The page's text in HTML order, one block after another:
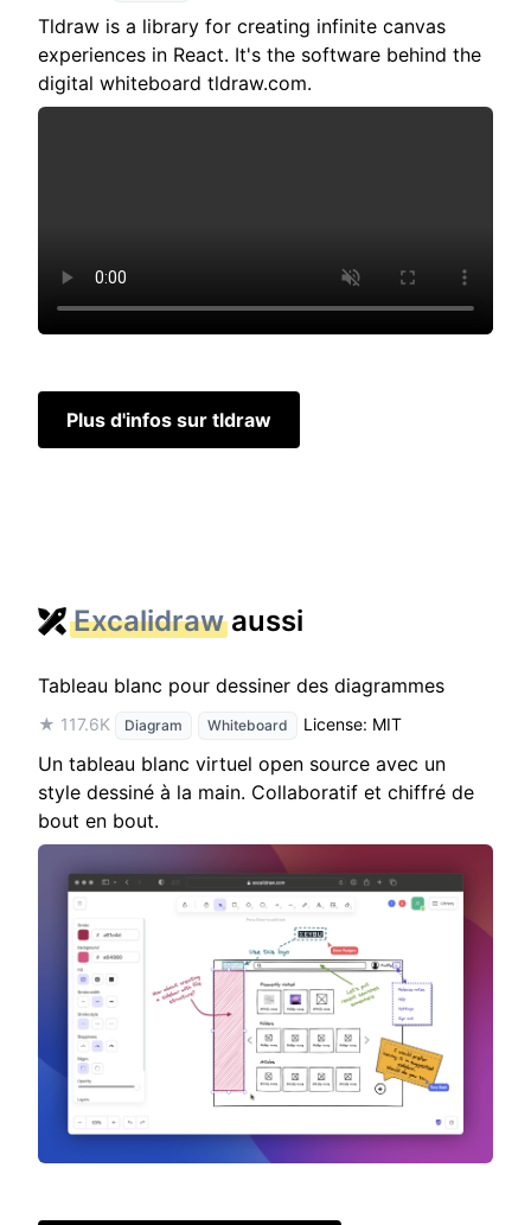
Tldraw is a library for creating infinite canvas
experiences in React. It's the software behind the
digital whiteboard tldraw.com.
Plus d'infos sur tldraw
Excalidrawaussi
Tableau blanc pour dessiner des diagrammes
★ 117.6K Diagram Whiteboard License: MIT
Un tableau blanc virtuel open source avec un
style dessiné à la main. Collaboratif et chiffré de
bout en bout.